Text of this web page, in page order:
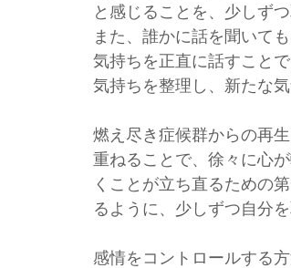
と感じることを、少しず
また、誰かに話を聞いて
気持ちを正直に話すこと
気持ちを整理し、新たな
燃え尽き症候群からの再
重ねることで、徐々に心
くことが立ち直るための
るように、少しずつ自分
感情をコントロールする